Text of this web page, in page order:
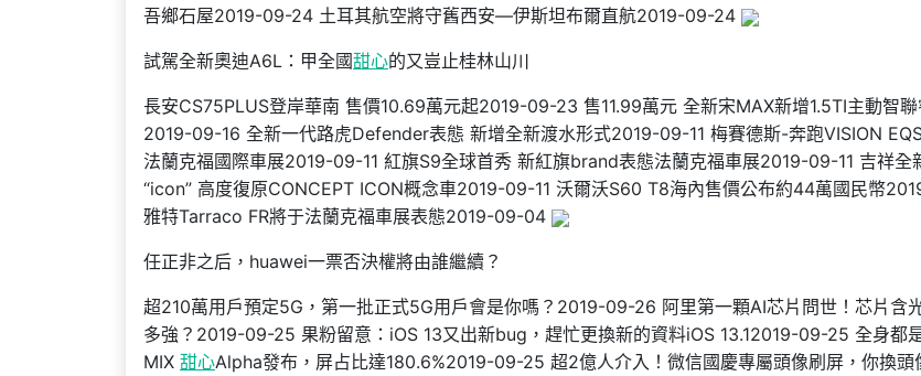
吾鄉石屋2019-09-24 土耳其航空將守舊西安—伊斯坦布爾直航2019-09-24
試駕全新奧迪A6L：甲全國甜心的又豈止桂林山川
長安CS75PLUS登岸華南 售價10.69萬元起2019-09-23 售11.99萬元 全新宋MAX新增1.5TI主動智
2019-09-16 全新一代路虎Defender表態 新增全新渡水形式2019-09-11 梅賽德斯-奔跑VISION
法蘭克福國際車展2019-09-11 紅旗S9全球首秀 新紅旗brand表態法蘭克福車展2019-09-11 吉祥全
“icon” 高度復原CONCEPT ICON概念車2019-09-11 沃爾沃S60 T8海內售價公布約44萬國民幣
雅特Tarraco FR將于法蘭克福車展表態2019-09-04
任正非之后，huawei一票否決權將由誰繼續？
超210萬用戶預定5G，第一批正式5G用戶會是你嗎？2019-09-26 阿里第一顆AI芯片問世！芯片含
多強？2019-09-25 果粉留意：iOS 13又出新bug，趕忙更換新的資料iOS 13.12019-09-25 全身都
MIX 甜心Alpha發布，屏占比達180.6%2019-09-25 超2億人介入！微信國慶專屬頭像刷屏，你換頭